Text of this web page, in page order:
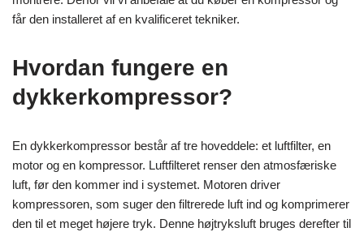
får den installeret af en kvalificeret tekniker.
Hvordan fungere en
dykkerkompressor?
En dykkerkompressor består af tre hoveddele: et luftfilter, en
motor og en kompressor. Luftfilteret renser den atmosfæriske
luft, før den kommer ind i systemet. Motoren driver
kompressoren, som suger den filtrerede luft ind og komprimerer
den til et meget højere tryk. Denne højtryksluft bruges derefter til